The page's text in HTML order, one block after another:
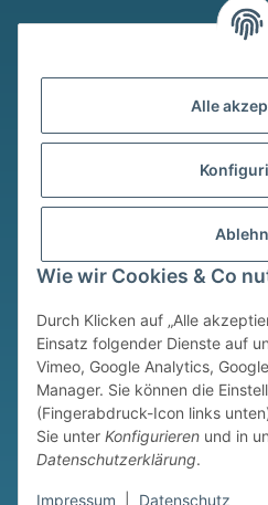
Alle
Wie wir Cookies & Co
Durch Klicken auf „Alle
Einsatz folgender Dienste auf
Vimeo, Google Analytics,
Manager. Sie können die
(Fingerabdruck-Icon links
Sie unter Konfigurieren und in
Datenschutzerklärung.
Impressum Datenschutz
Versandmethoden
* Alle Preise inkl.
© © Sim Motion